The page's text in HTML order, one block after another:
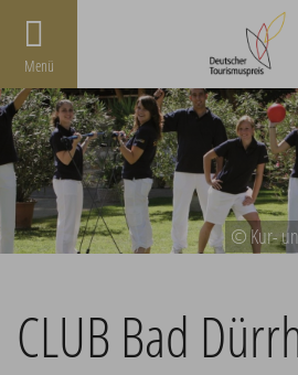
Menü
© Kur-
CLUB Bad